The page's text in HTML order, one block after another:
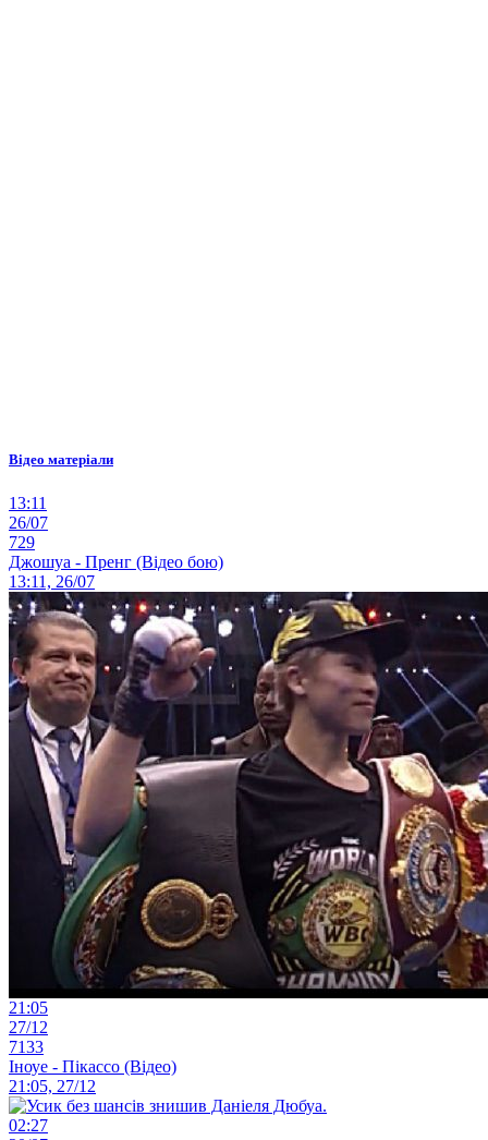
Відео матеріали
13:11
26/07
729
Джошуа - Пренг (Відео бою)
13:11, 26/07
21:05
27/12
7133
Іноуе - Пікассо (Відео)
21:05, 27/12
02:27